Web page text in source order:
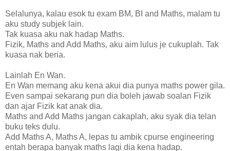
Selalunya, kalau esok tu exam BM, BI and Maths, malam tu
aku study subjek lain.
Tak kuasa aku nak hadap Maths.
Fizik, Maths and Add Maths, aku aim lulus je cukuplah. Tak
kuasa nak beria.
Lainlah En Wan.
En Wan memang aku kena akui dia punya maths power gila.
Even sampai sekarang pun dia boleh jawab soalan Fizik
dan ajar Fizik kat anak dia.
Maths and Add Maths jangan cakaplah, aku syak dia telan
buku teks dulu.
Add Maths A, Maths A, lepas tu ambik cpurse engineering
entah berapa banyak maths lagi dia kena hadap.